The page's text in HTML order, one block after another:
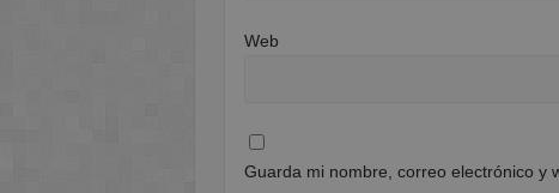
Web
Guarda mi nombre, correo electrónico y